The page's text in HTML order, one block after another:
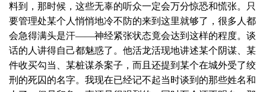
料到，那时候，这些无辜的听众一定会万分惊恐和慌张。只
要管理处某个人悄悄地冷不防的来到这里就够了，很多人都
会急得满头是汗——神经紧张状态竟会达到这样的程度。谈
话的人讲得自己都魅惑了。他活龙活现地讲述某个阴谋、某
件收买勾当、某桩谋杀案子，而且还提到某个在城外受了绞
刑的死囚的名字。我现在已经记不起当时谈到的那些姓名和